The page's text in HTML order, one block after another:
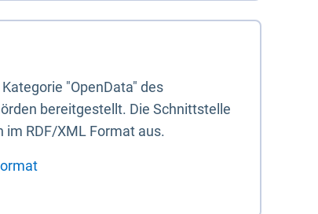
"OpenData" des
bereitgestellt. Die Schnittstelle
im RDF/XML Format aus.